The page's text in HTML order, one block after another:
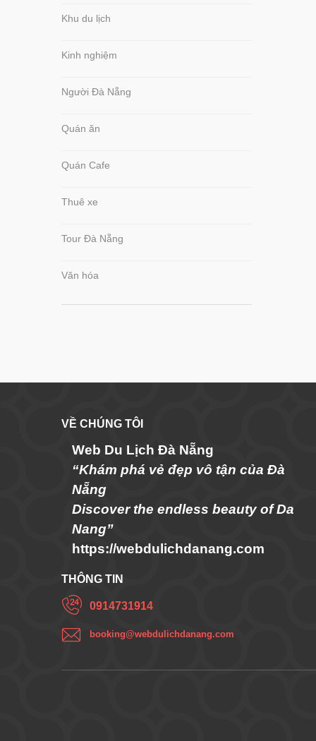
Khu du lịch
Kinh nghiệm
Người Đà Nẵng
Quán ăn
Quán Cafe
Thuê xe
Tour Đà Nẵng
Văn hóa
VỀ CHÚNG TÔI
Web Du Lịch Đà Nẵng
“Khám phá vẻ đẹp vô tận của Đà
Nẵng
Discover the endless beauty of Da
Nang”
https://webdulichdanang.com
THÔNG TIN
0914731914
booking@webdulichdanang.com